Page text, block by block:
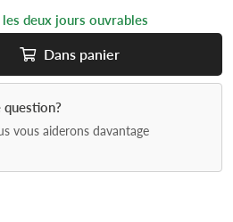
deux jours ouvrables
Dans panier
vous aiderons davantage